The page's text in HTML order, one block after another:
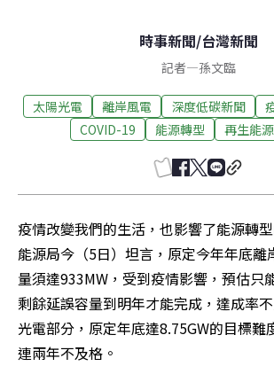
時事新聞/台灣新聞
記者—孫文臨
太陽光電 離岸風電 深度低碳新聞
COVID-19
能源轉型 再生能源
疫情改變我們的生活，也影響了能源轉
能源局今（5日）坦言，原定今年年底離
量須達933MW，受到疫情影響，預估只
剩餘延誤容量到明年才能完成，達成率
光電部分，原定年底達8.75GW的目標難
連兩年不及格。